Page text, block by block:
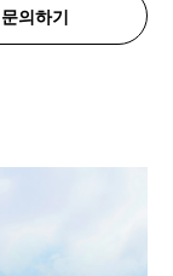
문의하기